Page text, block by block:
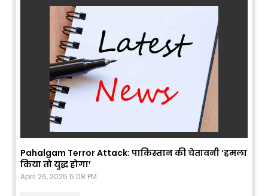
Pahalgam Terror Attack: पाकिस्तान की चेतावनी ‘हमला
किया तो युद्ध होगा’
April 26, 2025 5:08 PM